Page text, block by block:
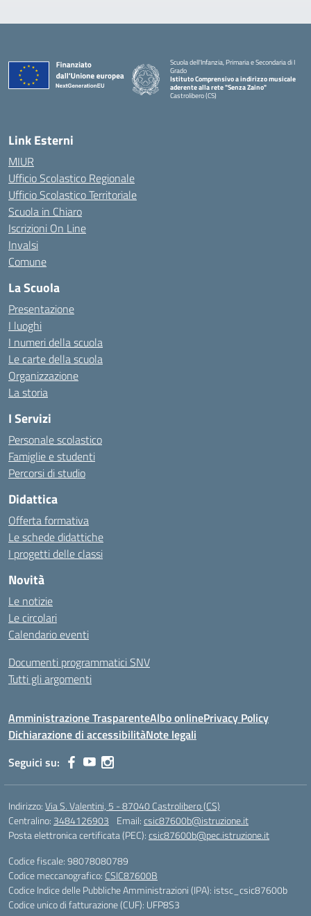
Scuola dell'Infanzia, Primaria e Secondaria di I
Grado
Istituto Comprensivo a indirizzo musicale
aderente alla rete "Senza Zaino"
Castrolibero (CS)
Link Esterni
MIUR
Ufficio Scolastico Regionale
Ufficio Scolastico Territoriale
Scuola in Chiaro
Iscrizioni On Line
Invalsi
Comune
La Scuola
Presentazione
I luoghi
I numeri della scuola
Le carte della scuola
Organizzazione
La storia
I Servizi
Personale scolastico
Famiglie e studenti
Percorsi di studio
Didattica
Offerta formativa
Le schede didattiche
I progetti delle classi
Novità
Le notizie
Le circolari
Calendario eventi
Documenti programmatici SNV
Tutti gli argomenti
Amministrazione TrasparenteAlbo onlinePrivacy Policy
Dichiarazione di accessibilitàNote legali
Seguici su:
Indirizzo:Via S. Valentini, 5 - 87040 Castrolibero (CS)
Centralino: 3484126903 Email:csic87600b@istruzione.it
Posta elettronica certificata (PEC):csic87600b@pec.istruzione.it
Codice fiscale: 98078080789
Codice meccanografico: CSIC87600B
Codice Indice delle Pubbliche Amministrazioni (IPA): istsc_csic87600b
Codice unico di fatturazione (CUF): UFP8S3